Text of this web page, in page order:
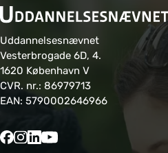
Uddannelsesnævnet
Vesterbrogade 6D, 4.
1620 København V
CVR. nr.: 86979713
EAN: 5790002646966